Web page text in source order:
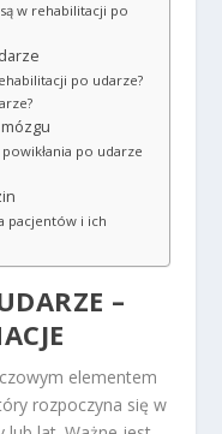
w rehabilitacji po
po udarze?
po udarze
pacjentów i ich
–
elementem
rozpoczyna się w